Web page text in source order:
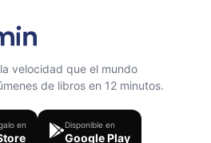
velocidad que el mundo
de libros en 12 minutos.
en Disponible en
Google Play